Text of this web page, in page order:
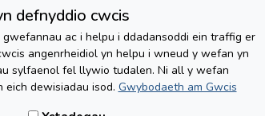
defnyddio cwcis
ac i helpu i ddadansoddi ein traffig er
angenrheidiol yn helpu i wneud y wefan yn
sylfaenol fel llywio tudalen. Ni all y wefan
dewisiadau isod. Gwybodaeth am Gwcis